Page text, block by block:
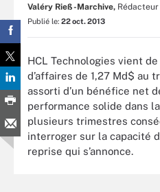
Valéry Rieß-Marchive,
Publié le: 22 oct. 2013
HCL Technologies vient
d’affaires de 1,27 Md$ au
assorti d’un bénéfice net
performance solide dans
plusieurs trimestres
interroger sur la capacité
reprise qui s’annonce.